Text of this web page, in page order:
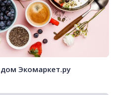
Экомаркет.ру